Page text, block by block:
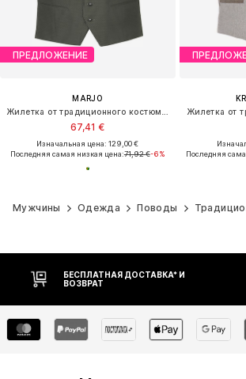
ПРЕДЛОЖЕНИЕ
MARJO
67,41 €
Изначальная цена: 129,00 €
Последняя самая низкая цена:71,92 €-6%
Жилетка от
Последняя
Мужчины Одежда Поводы
ВОЗМОЖНОСТЬ ВОЗВРАТА В
ТЕЧЕНИЕ 30 ДНЕЙ